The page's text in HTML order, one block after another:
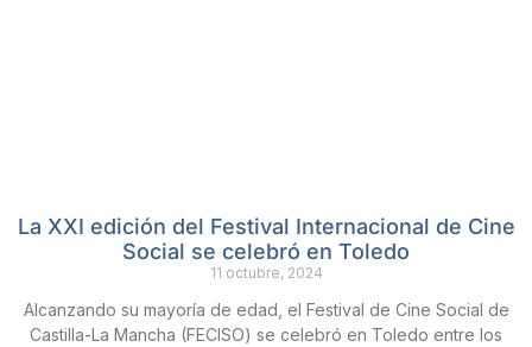
La XXI edición del Festival Internacional de Cine
Social se celebró en Toledo
11 octubre, 2024
Alcanzando su mayoría de edad, el Festival de Cine Social de
Castilla-La Mancha (FECISO) se celebró en Toledo entre los